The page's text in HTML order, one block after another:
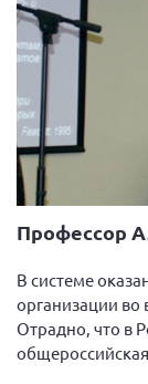
Республика
Республика
Республика
г. Санкт-
Самарская
Самарская
Самарская
Профессор
В системе
организации во
Отрадно, что в